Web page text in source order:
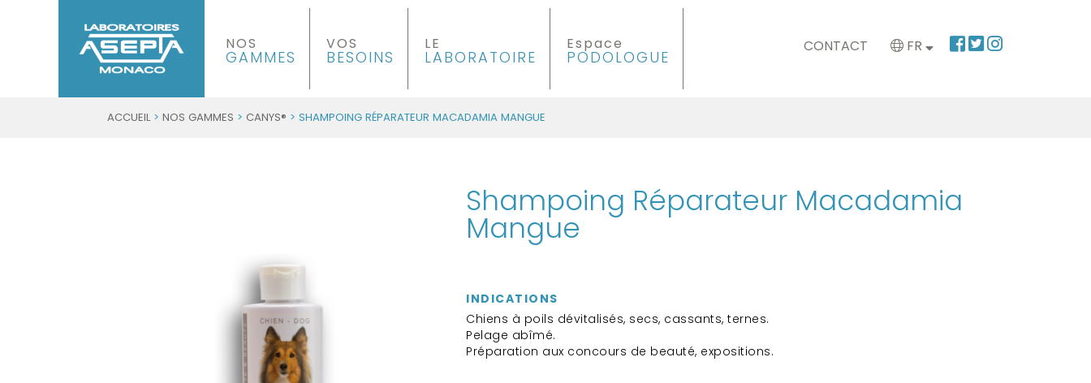
NOS
GAMMES
VOS
BESOINS
LE
LABORATOIRE
Espace
PODOLOGUE
CONTACT FR
ACCUEIL> NOS GAMMES > CANYS® > SHAMPOING RÉPARATEUR MACADAMIA MANGUE
Shampoing Réparateur Macadamia
Mangue
INDICATIONS
Chiens à poils dévitalisés, secs, cassants, ternes.
Pelage abîmé.
Préparation aux concours de beauté, expositions.